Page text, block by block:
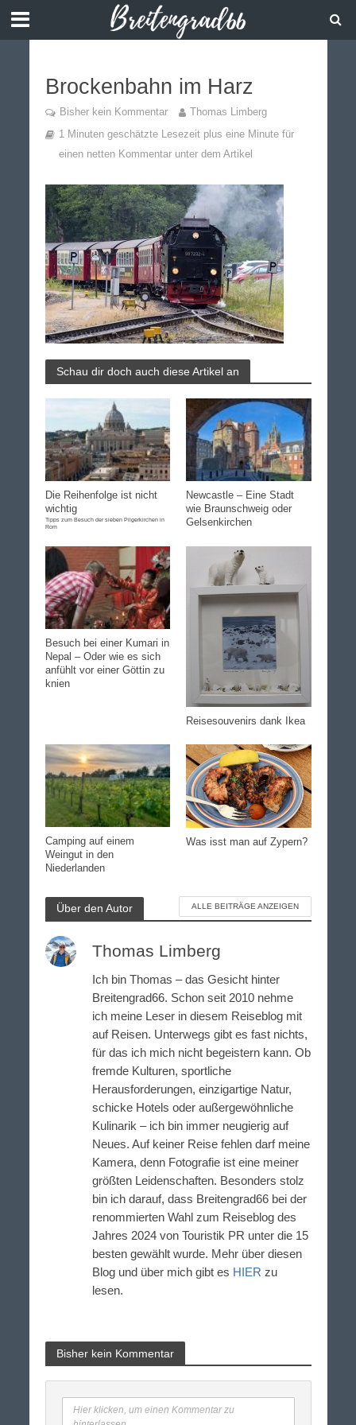
Brockenbahn im Harz
Bisher kein Kommentar
Thomas Limberg
1 Minuten geschätzte Lesezeit plus eine Minute für
einen netten Kommentar unter dem Artikel
Schau dir doch auch diese Artikel an
Die Reihenfolge ist nicht
wichtig
Tipps zum Besuch der sieben Pilgerkirchen in
Rom
Newcastle – Eine Stadt
wie Braunschweig oder
Gelsenkirchen
Besuch bei einer Kumari in
Nepal – Oder wie es sich
anfühlt vor einer Göttin zu
knien
Reisesouvenirs dank Ikea
Camping auf einem
Weingut in den
Niederlanden
Was isst man auf Zypern?
Über den Autor ALLE BEITRÄGE ANZEIGEN
Thomas Limberg
Ich bin Thomas – das Gesicht hinter
Breitengrad66. Schon seit 2010 nehme
ich meine Leser in diesem Reiseblog mit
auf Reisen. Unterwegs gibt es fast nichts,
für das ich mich nicht begeistern kann. Ob
fremde Kulturen, sportliche
Herausforderungen, einzigartige Natur,
schicke Hotels oder außergewöhnliche
Kulinarik – ich bin immer neugierig auf
Neues. Auf keiner Reise fehlen darf meine
Kamera, denn Fotografie ist eine meiner
größten Leidenschaften. Besonders stolz
bin ich darauf, dass Breitengrad66 bei der
renommierten Wahl zum Reiseblog des
Jahres 2024 von Touristik PR unter die 15
besten gewählt wurde. Mehr über diesen
Blog und über mich gibt es HIER zu
lesen.
Bisher kein Kommentar
Hier klicken, um einen Kommentar zu